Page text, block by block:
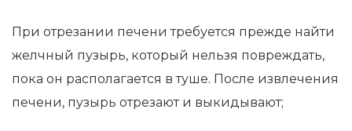
При отрезании печени требуется прежде найти
желчный пузырь, который нельзя повреждать,
пока он располагается в туше. После извлечения
печени, пузырь отрезают и выкидывают;